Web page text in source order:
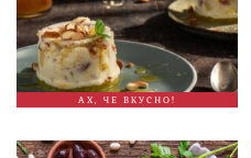
АХ, ЧЕ ВКУСНО!